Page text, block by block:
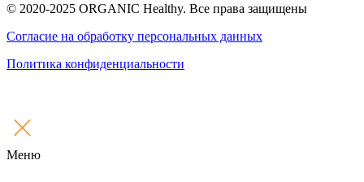
© 2020-2025 ORGANIC Healthy. Все права защищены
Согласие на обработку персональных данных
Политика конфиденциальности
Меню